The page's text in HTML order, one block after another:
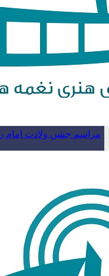
مراسم جشن ولادت امام